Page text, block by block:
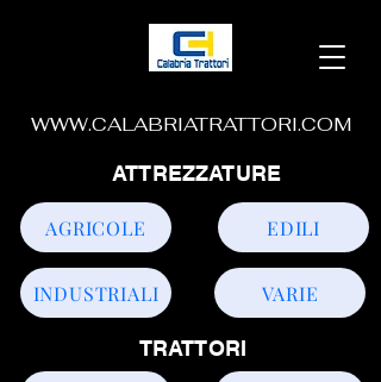
WWW.CALABRIATRATTORI.COM
INDUSTRIALI
AGRICOLE EDILI
VARIE
ATTREZZATURE
TRATTORI